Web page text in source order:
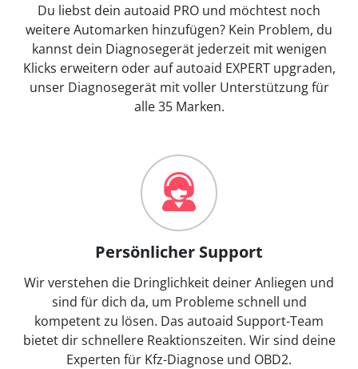
Du liebst dein autoaid PRO und möchtest noch
weitere Automarken hinzufügen? Kein Problem, du
kannst dein Diagnosegerät jederzeit mit wenigen
Klicks erweitern oder auf autoaid EXPERT upgraden,
unser Diagnosegerät mit voller Unterstützung für
alle 35 Marken.
Persönlicher Support
Wir verstehen die Dringlichkeit deiner Anliegen und
sind für dich da, um Probleme schnell und
kompetent zu lösen. Das autoaid Support-Team
bietet dir schnellere Reaktionszeiten. Wir sind deine
Experten für Kfz-Diagnose und OBD2.